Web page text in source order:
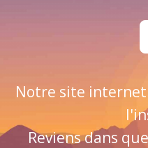
Notre site
Reviens dans